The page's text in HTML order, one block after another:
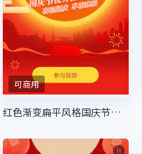
可商用
红色渐变扁平风格国庆节照片投票活动